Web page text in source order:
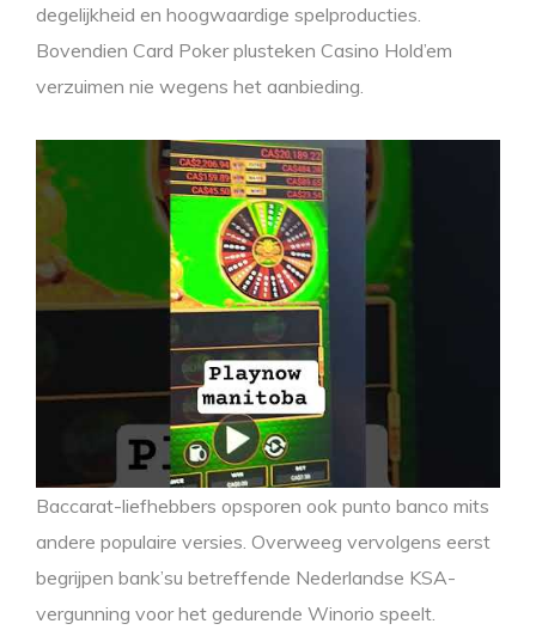
degelijkheid en hoogwaardige spelproducties.
Bovendien Card Poker plusteken Casino Hold’em
verzuimen nie wegens het aanbieding.
Baccarat-liefhebbers opsporen ook punto banco mits
andere populaire versies. Overweeg vervolgens eerst
begrijpen bank’su betreffende Nederlandse KSA-
vergunning voor het gedurende Winorio speelt.